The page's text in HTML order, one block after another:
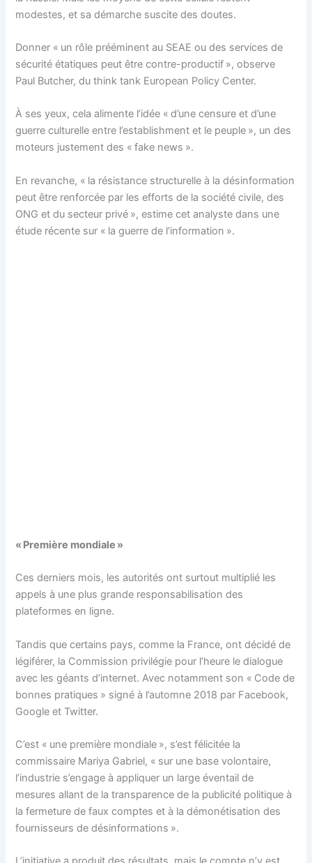
modestes, et sa démarche suscite des doutes.
Donner « un rôle prééminent au SEAE ou des services de
sécurité étatiques peut être contre-productif », observe
Paul Butcher, du think tank European Policy Center.
À ses yeux, cela alimente l’idée « d’une censure et d’une
guerre culturelle entre l’establishment et le peuple », un des
moteurs justement des « fake news ».
En revanche, « la résistance structurelle à la désinformation
peut être renforcée par les efforts de la société civile, des
ONG et du secteur privé », estime cet analyste dans une
étude récente sur « la guerre de l’information ».
« Première mondiale »
Ces derniers mois, les autorités ont surtout multiplié les
appels à une plus grande responsabilisation des
plateformes en ligne.
Tandis que certains pays, comme la France, ont décidé de
légiférer, la Commission privilégie pour l’heure le dialogue
avec les géants d’internet. Avec notamment son « Code de
bonnes pratiques » signé à l’automne 2018 par Facebook,
Google et Twitter.
C’est « une première mondiale », s’est félicitée la
commissaire Mariya Gabriel, « sur une base volontaire,
l’industrie s’engage à appliquer un large éventail de
mesures allant de la transparence de la publicité politique à
la fermeture de faux comptes et à la démonétisation des
fournisseurs de désinformations ».